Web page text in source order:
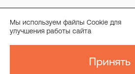
Мы используем файлы Cookie для
улучшения работы сайта
Принять
пользователей сайта
Публичный договор-оферта
Согласие на рассылку